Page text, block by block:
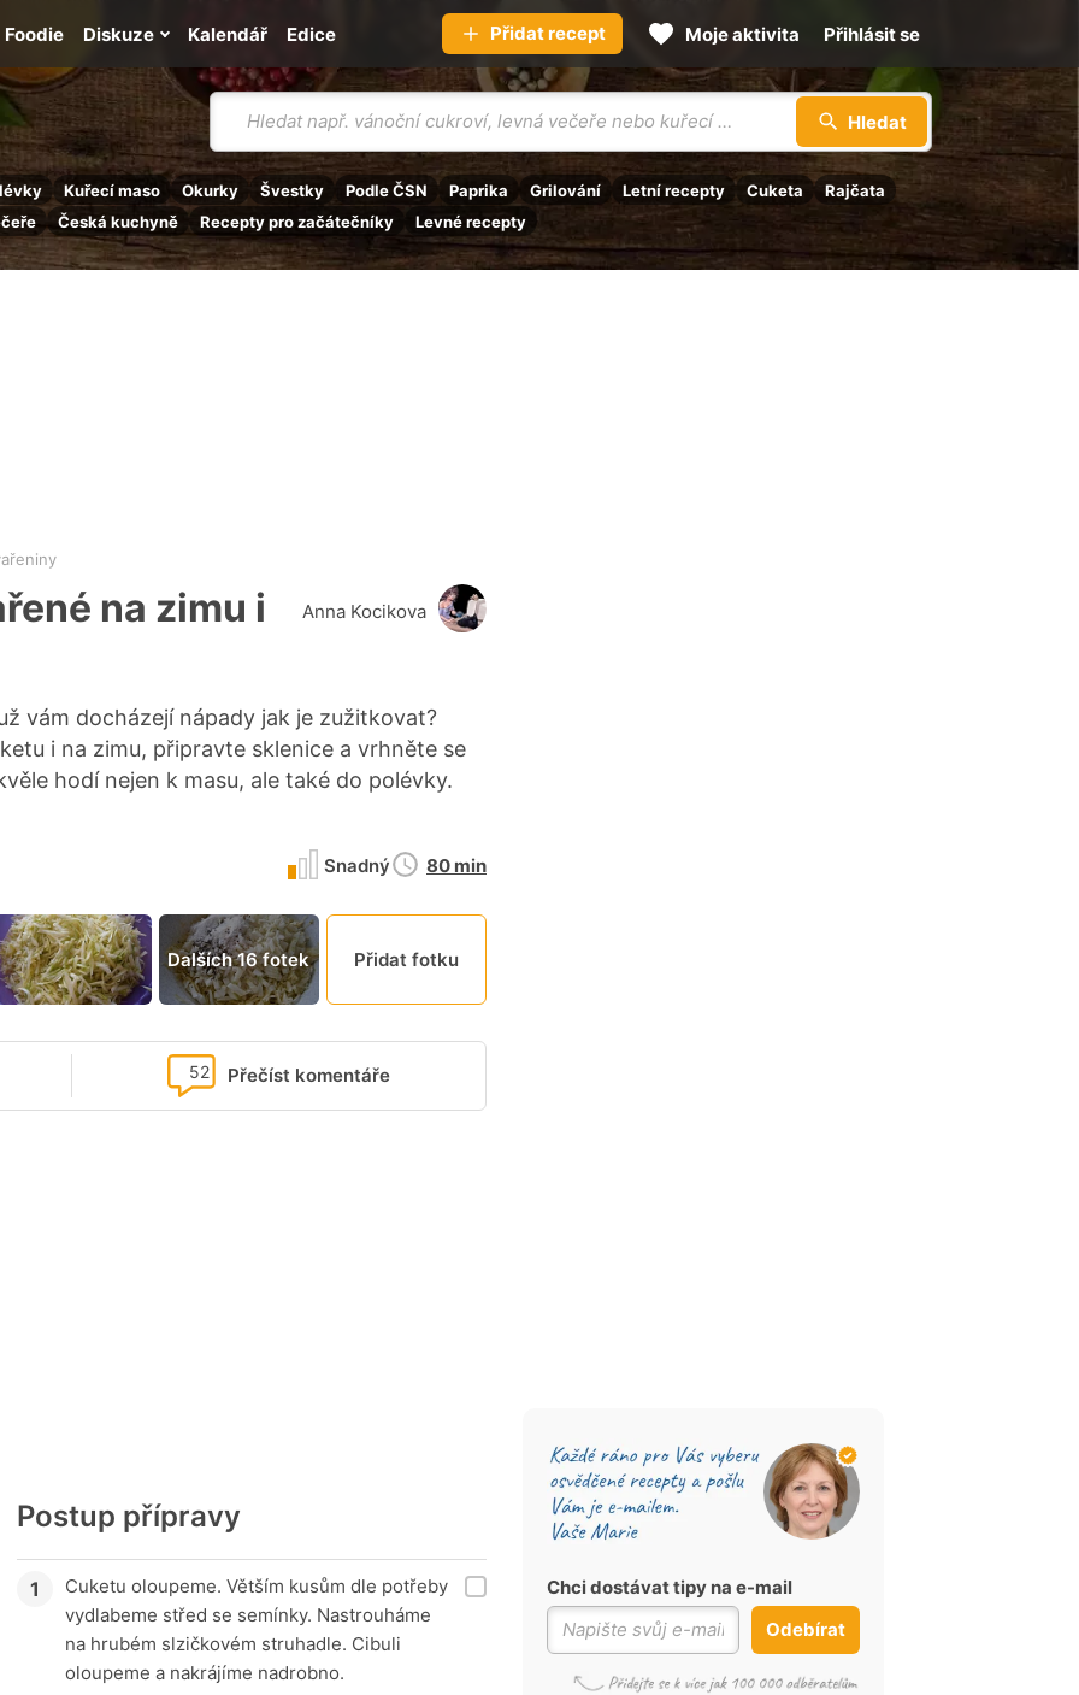
Vyhledávání
Hledat
Kuřecí maso Okurky Švestky Podle ČSN Paprika Grilování Letní recepty Cuketa
Rajčata
Česká kuchyně Recepty pro začátečníky Levné recepty
Kalendář
Foodie Diskuze Edice Přidat recept Moje aktivita Přihlásit se
na zimu i
vám docházejí nápady jak je zužitkovat?
i na zimu, připravte sklenice a vrhněte se
hodí nejen k masu, ale také do polévky.
Anna Kocikova
Snadný
Doba
80 min
Dalších 16 fotek Přidat fotku
Přečíst komentáře
52
Postup přípravy
Cuketu oloupeme. Větším kusům dle potřeby
vydlabeme střed se semínky. Nastrouháme
na hrubém slzičkovém struhadle. Cibuli
oloupeme a nakrájíme nadrobno.
Chci dostávat tipy na e-mail
Odebírat